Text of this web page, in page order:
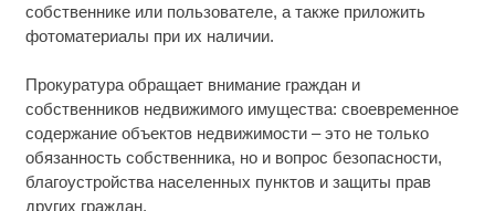
собственнике или пользователе, а также приложить
фотоматериалы при их наличии.
Прокуратура обращает внимание граждан и
собственников недвижимого имущества: своевременное
содержание объектов недвижимости – это не только
обязанность собственника, но и вопрос безопасности,
благоустройства населенных пунктов и защиты прав
других граждан.